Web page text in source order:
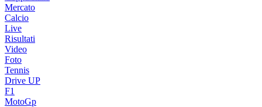
Mercato
Calcio
Live
Risultati
Video
Foto
Tennis
Drive UP
F1
MotoGp